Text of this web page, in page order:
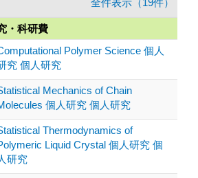
全件表示（19件）
・科研費
Polymer Science 個人
究 個人研究
Mechanics of Chain
個人研究 個人研究
Thermodynamics of
Liquid Crystal 個人研究 個
研究